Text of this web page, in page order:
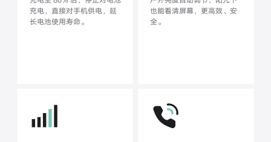
充电， 直接对手机供电，延
长电池使用寿命。
也能看清屏幕，更高效、安
全。